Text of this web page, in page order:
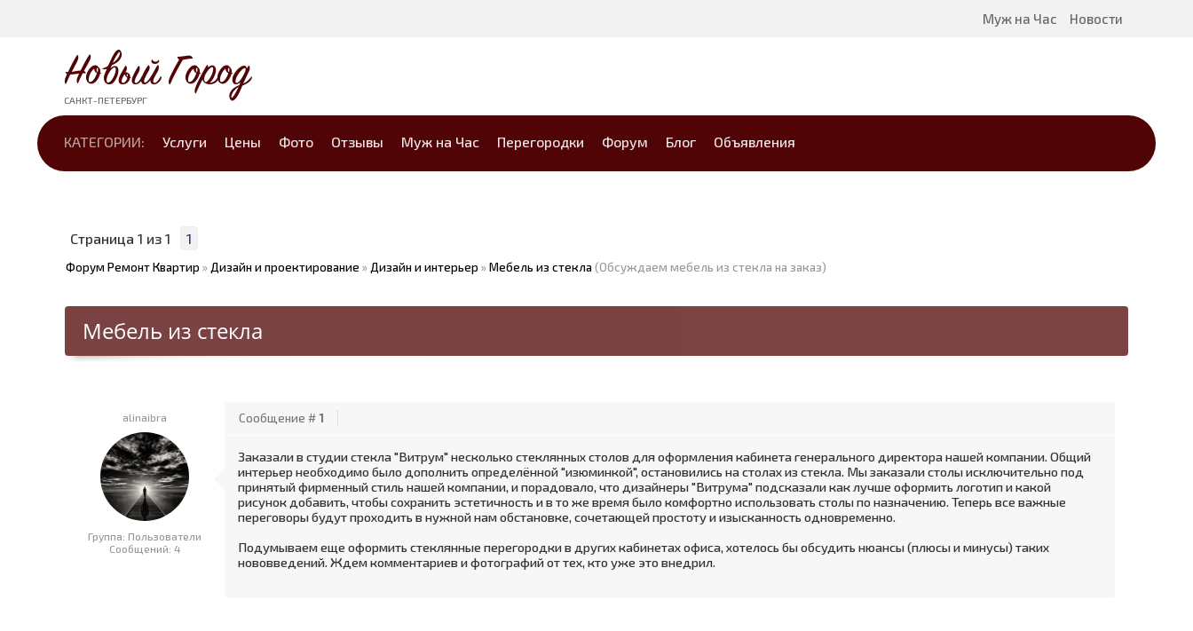
Муж на Час Новости
Новый Город
САНКТ-ПЕТЕРБУРГ
КАТЕГОРИИ: Услуги Цены Фото Отзывы Муж на Час Перегородки Форум Блог Объявления
Страница 1 из 1 1
Форум Ремонт Квартир » Дизайн и проектирование » Дизайн и интерьер »Мебель из стекла (Обсуждаем мебель из стекла на заказ)
Мебель из стекла
alinaibra
Группа: Пользователи
Сообщений: 4
Сообщение #1
Заказали в студии стекла "Витрум" несколько стеклянных столов для оформления кабинета генерального директора нашей компании. Общий
интерьер необходимо было дополнить определённой "изюминкой", остановились на столах из стекла. Мы заказали столы исключительно под
принятый фирменный стиль нашей компании, и порадовало, что дизайнеры "Витрума" подсказали как лучше оформить логотип и какой
рисунок добавить, чтобы сохранить эстетичность и в то же время было комфортно использовать столы по назначению. Теперь все важные
переговоры будут проходить в нужной нам обстановке, сочетающей простоту и изысканность одновременно.
Подумываем еще оформить стеклянные перегородки в других кабинетах офиса, хотелось бы обсудить нюансы (плюсы и минусы) таких
нововведений. Ждем комментариев и фотографий от тех, кто уже это внедрил.